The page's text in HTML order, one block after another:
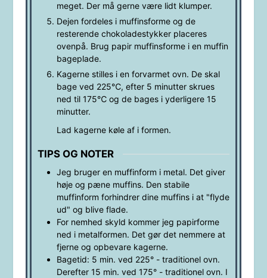
meget. Der må gerne være lidt klumper.
Dejen fordeles i muffinsforme og de
resterende chokoladestykker placeres
ovenpå. Brug papir muffinsforme i en muffin
bageplade.
Kagerne stilles i en forvarmet ovn. De skal
bage ved 225℃, efter 5 minutter skrues
ned til 175℃ og de bages i yderligere 15
minutter.
Lad kagerne køle af i formen.
TIPS OG NOTER
Jeg bruger en muffinform i metal. Det giver
høje og pæne muffins. Den stabile
muffinform forhindrer dine muffins i at "flyde
ud" og blive flade.
For nemhed skyld kommer jeg papirforme
ned i metalformen. Det gør det nemmere at
fjerne og opbevare kagerne.
Bagetid: 5 min. ved 225° - traditionel ovn.
Derefter 15 min. ved 175° - traditionel ovn. I